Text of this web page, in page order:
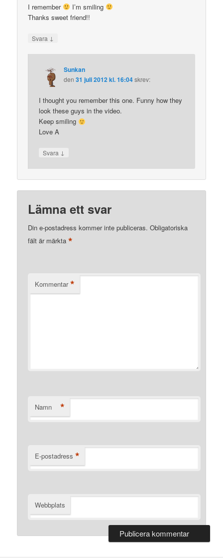
I remember
I’m smiling
Thanks sweet friend!!
Svara ↓
Sunkan
den31 juli 2012 kl. 16:04skrev:
I thought you remember this one. Funny how they
look these guys in the video.
Keep smiling
Love A
Svara ↓
Lämna ett svar
Din e-postadress kommer inte publiceras. Obligatoriska
fält är märkta*
Kommentar *
Namn *
E-postadress *
Webbplats